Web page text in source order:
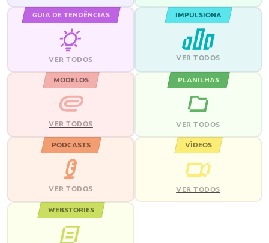
GUIA DE TENDÊNCIAS
VER TODOS
IMPULSIONA
VER TODOS
MODELOS
VER TODOS
PLANILHAS
VER TODOS
PODCASTS
VER TODOS
VÍDEOS
VER TODOS
WEBSTORIES